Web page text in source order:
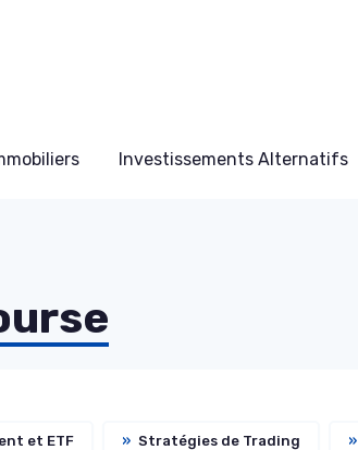
Investissements Alternatifs
et ETF » Stratégies de Trading »